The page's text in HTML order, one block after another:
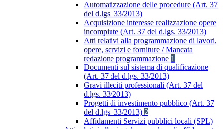
Automatizzazione delle procedure (Art. 37
del d.lgs. 33/2013)
Acquisizione interesse realizzazione opere
incompiute (Art. 37 del d.lgs. 33/2013)
Atti relativi alla programmazione di lavori,
opere, servizi e forniture / Mancata
redazione programmazione 1
Documenti sul sistema di qualificazione
(Art. 37 del d.lgs. 33/2013)
Gravi illeciti professionali (Art. 37 del
d.lgs. 33/2013)
Progetti di investimento pubblico (Art. 37
del d.lgs. 33/2013) 2
Affidamenti Servizi pubblici locali (SPL)